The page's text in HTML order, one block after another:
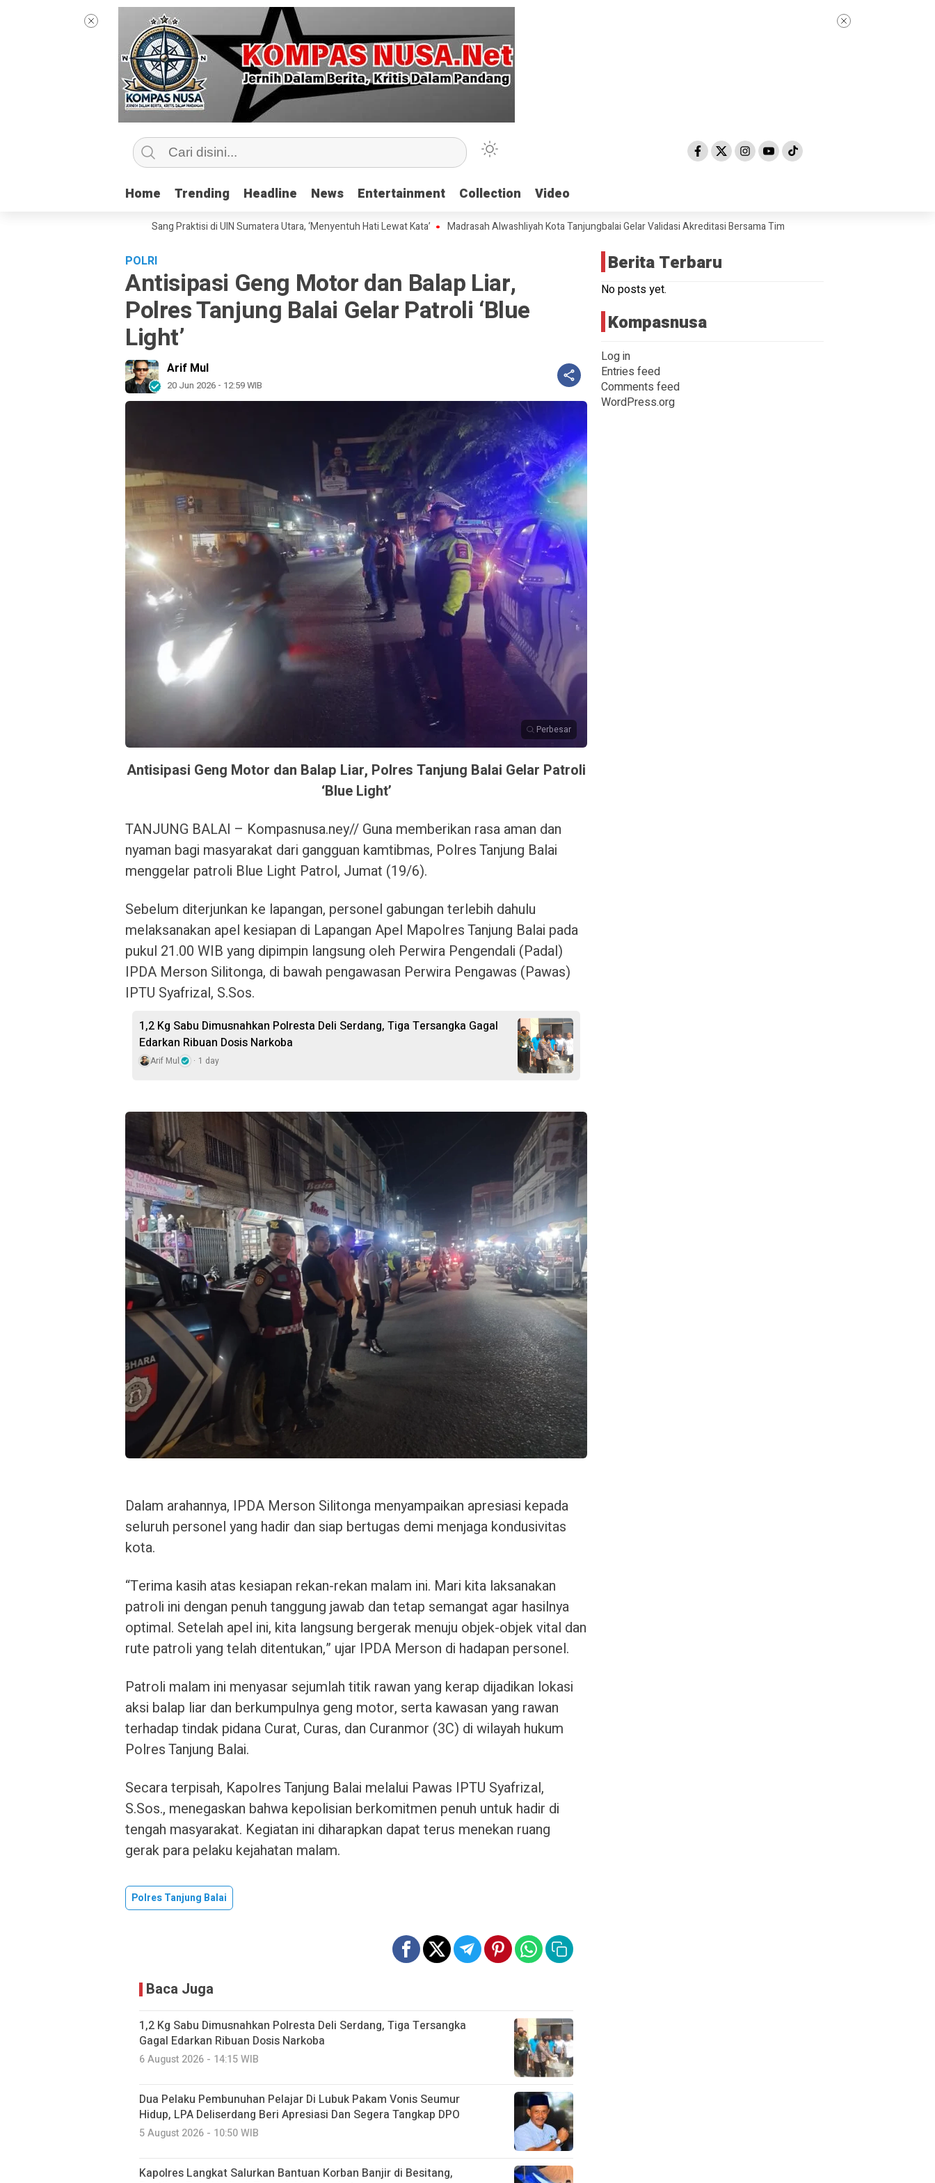
Home Trending Headline News Entertainment Collection Video
Home Trending Headline News Entertainment Collection Video
Jurnalisme Bersama Sang Praktisi di UIN Sumatera Utara, ‘Menyentuh Hati Lewat Kata’ Madrasah Alwashliyah Kota Tanjungbalai Gelar Validasi Akreditasi Bersama Tim Asesor BAN-PDM Tahun 2026
POLRI
Antisipasi Geng Motor dan Balap Liar,
Polres Tanjung Balai Gelar Patroli ‘Blue
Light’
Arif Mul
20 Jun 2026 - 12:59 WIB
Perbesar
Antisipasi Geng Motor dan Balap Liar, Polres Tanjung Balai Gelar Patroli
‘Blue Light’
TANJUNG BALAI – Kompasnusa.ney// Guna memberikan rasa aman dan
nyaman bagi masyarakat dari gangguan kamtibmas, Polres Tanjung Balai
menggelar patroli Blue Light Patrol, Jumat (19/6).
Sebelum diterjunkan ke lapangan, personel gabungan terlebih dahulu
melaksanakan apel kesiapan di Lapangan Apel Mapolres Tanjung Balai pada
pukul 21.00 WIB yang dipimpin langsung oleh Perwira Pengendali (Padal)
IPDA Merson Silitonga, di bawah pengawasan Perwira Pengawas (Pawas)
IPTU Syafrizal, S.Sos.
1,2 Kg Sabu Dimusnahkan Polresta Deli Serdang, Tiga Tersangka Gagal
Edarkan Ribuan Dosis Narkoba
Arif Mul 1 day
Dalam arahannya, IPDA Merson Silitonga menyampaikan apresiasi kepada
seluruh personel yang hadir dan siap bertugas demi menjaga kondusivitas
kota.
“Terima kasih atas kesiapan rekan-rekan malam ini. Mari kita laksanakan
patroli ini dengan penuh tanggung jawab dan tetap semangat agar hasilnya
optimal. Setelah apel ini, kita langsung bergerak menuju objek-objek vital dan
rute patroli yang telah ditentukan,” ujar IPDA Merson di hadapan personel.
Patroli malam ini menyasar sejumlah titik rawan yang kerap dijadikan lokasi
aksi balap liar dan berkumpulnya geng motor, serta kawasan yang rawan
terhadap tindak pidana Curat, Curas, dan Curanmor (3C) di wilayah hukum
Polres Tanjung Balai.
Secara terpisah, Kapolres Tanjung Balai melalui Pawas IPTU Syafrizal,
S.Sos., menegaskan bahwa kepolisian berkomitmen penuh untuk hadir di
tengah masyarakat. Kegiatan ini diharapkan dapat terus menekan ruang
gerak para pelaku kejahatan malam.
Polres Tanjung Balai
Baca Juga
1,2 Kg Sabu Dimusnahkan Polresta Deli Serdang, Tiga Tersangka
Gagal Edarkan Ribuan Dosis Narkoba
6 August 2026 - 14:15 WIB
Dua Pelaku Pembunuhan Pelajar Di Lubuk Pakam Vonis Seumur
Hidup, LPA Deliserdang Beri Apresiasi Dan Segera Tangkap DPO
5 August 2026 - 10:50 WIB
Kapolres Langkat Salurkan Bantuan Korban Banjir di Besitang,
Berita Terbaru
No posts yet.
Kompasnusa
Log in
Entries feed
Comments feed
WordPress.org